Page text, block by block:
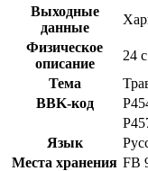
Выходные
данные
Физическое
описание
24
Тема
BBK-код
Язык
Места хранения FB